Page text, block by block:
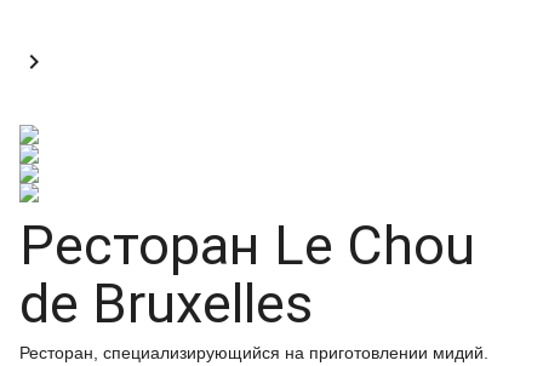

Ресторан Le Chou
de Bruxelles
Ресторан, специализирующийся на приготовлении мидий.